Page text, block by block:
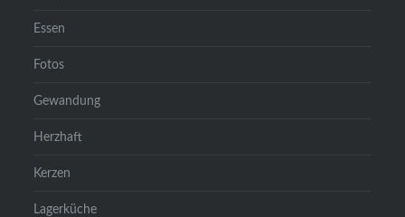
Essen
Fotos
Gewandung
Herzhaft
Kerzen
Lagerküche